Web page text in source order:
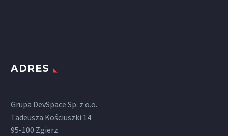
ADRES
Grupa DevSpace Sp. z o.o.
Tadeusza Kościuszki 14
95-100 Zgierz